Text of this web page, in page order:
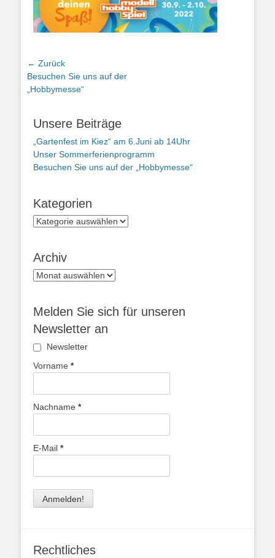
Beitragsnavigation
← Zurück
Vorheriger
Beitrag:
Besuchen Sie uns auf der
„Hobbymesse“
Unsere Beiträge
„Gartenfest im Kiez“ am 6.Juni ab 14Uhr
Unser Sommerferienprogramm
Besuchen Sie uns auf der „Hobbymesse“
Kategorien
Kategorien
Archiv
Archiv
Melden Sie sich für unseren
Newsletter an
Newsletter
Vorname *
Nachname *
E-Mail *
Rechtliches